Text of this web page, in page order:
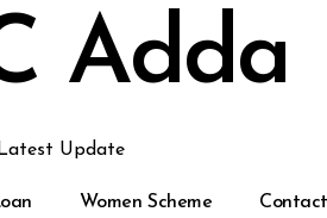
Adda
Latest Update
Women Scheme